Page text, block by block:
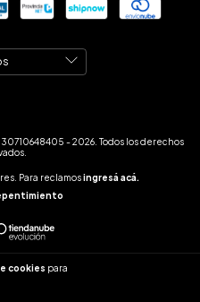
cookies para
- 2026. Todos los derechos
Para reclamosingresá acá.